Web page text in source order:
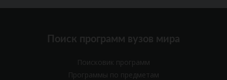
Поиск программ вузов мира
Поисковик программ
Программы по предметам